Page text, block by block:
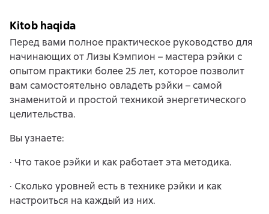
Kitob haqida
Перед вами полное практическое руководство для
начинающих от Лизы Кэмпион – мастера рэйки с
опытом практики более 25 лет, которое позволит
вам самостоятельно овладеть рэйки – самой
знаменитой и простой техникой энергетического
целительства.
Вы узнаете:
· Что такое рэйки и как работает эта методика.
· Сколько уровней есть в технике рэйки и как
настроиться на каждый из них.